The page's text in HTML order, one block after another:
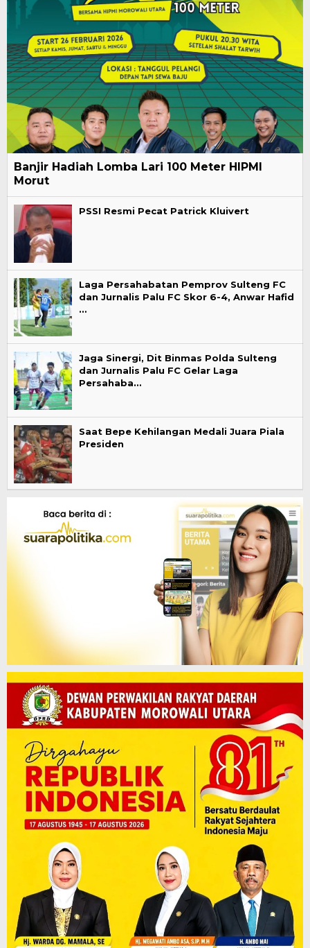
Banjir Hadiah Lomba Lari 100 Meter HIPMI
Morut
PSSI Resmi Pecat Patrick Kluivert
Laga Persahabatan Pemprov Sulteng FC
dan Jurnalis Palu FC Skor 6-4, Anwar Hafid
…
Jaga Sinergi, Dit Binmas Polda Sulteng
dan Jurnalis Palu FC Gelar Laga
Persahaba…
Saat Bepe Kehilangan Medali Juara Piala
Presiden